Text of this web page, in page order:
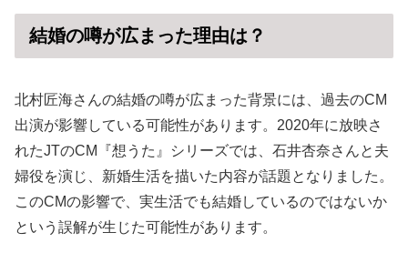
結婚の噂が広まった理由は？
北村匠海さんの結婚の噂が広まった背景には、過去のCM
出演が影響している可能性があります。2020年に放映さ
れたJTのCM『想うた』シリーズでは、石井杏奈さんと夫
婦役を演じ、新婚生活を描いた内容が話題となりました。
このCMの影響で、実生活でも結婚しているのではないか
という誤解が生じた可能性があります。